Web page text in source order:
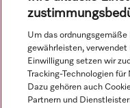
Um das
gewährleisten,
Einwilligung setzen wir
Tracking-Technologien
Dazu gehören auch
Partnern und